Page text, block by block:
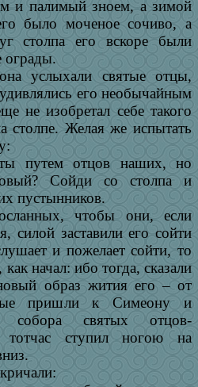
и палимый зноем, а зимой
было моченое сочиво, а
столпа его вскоре были
ограды.
услыхали святые отцы,
его необычайным
не изобретал себе такого
столпе. Желая же испытать
путем отцов наших, но
Сойди со столпа и
пустынников.
чтобы они, если
силой заставили его сойти
и пожелает сойти, то
как начал: ибо тогда, сказали
образ жития его – от
пришли к Симеону и
собора святых отцов-
ступил ногою на